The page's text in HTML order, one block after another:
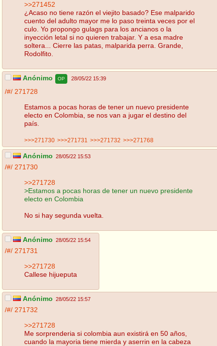
>>271452
¿Acaso no tiene razón el viejito basado? Ese malparido
cuento del adulto mayor me lo paso treinta veces por el
culo. Yo propongo gulags para los ancianos o la
inyección letal si no quieren trabajar. Y a esa madre
soltera... Cierre las patas, malparida perra. Grande,
Rodolfito.
Anónimo OP 28/05/22 15:39
/#/ 271728
Estamos a pocas horas de tener un nuevo presidente
electo en Colombia, se nos van a jugar el destino del
país.
>>>271730 >>>271731 >>>271732 >>>271768
Anónimo 28/05/22 15:53
/#/ 271730
>>271728
>Estamos a pocas horas de tener un nuevo presidente
electo en Colombia
No si hay segunda vuelta.
Anónimo 28/05/22 15:54
/#/ 271731
>>271728
Callese hijueputa
Anónimo 28/05/22 15:57
/#/ 271732
>>271728
Me sorprenderia si colombia aun existirá en 50 años,
cuando la mayoria tiene mierda y aserrin en la cabeza